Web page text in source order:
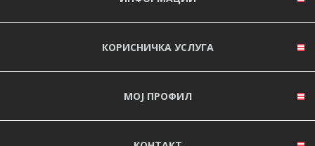
КОРИСНИЧКА УСЛУГА
МОЈ ПРОФИЛ